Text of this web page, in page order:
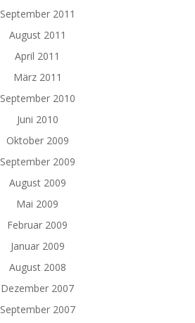
September 2011
August 2011
April 2011
März 2011
September 2010
Juni 2010
Oktober 2009
September 2009
August 2009
Mai 2009
Februar 2009
Januar 2009
August 2008
Dezember 2007
September 2007